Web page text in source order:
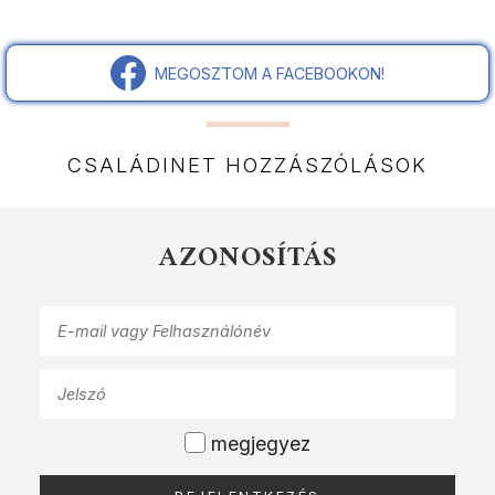
MEGOSZTOM A FACEBOOKON!
CSALÁDINET HOZZÁSZÓLÁSOK
AZONOSÍTÁS
megjegyez